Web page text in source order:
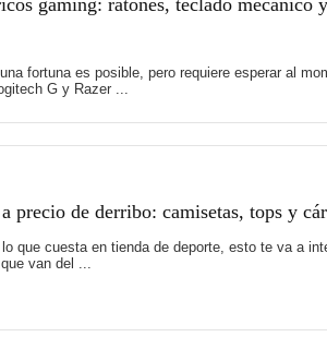
gaming: ratones, teclado mecánico
fortuna es posible, pero requiere esperar al
G y Razer ...
precio de derribo: camisetas, tops y
que cuesta en tienda de deporte, esto te va a
van del ...